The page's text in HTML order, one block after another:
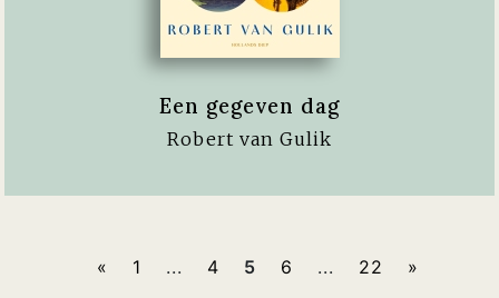
Een gegeven dag
Robert van Gulik
« 1 ... 4 5 6 ... 22 »